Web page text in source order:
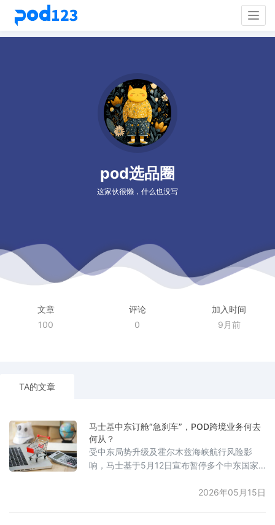
pod选品圈
这家伙很懒，什么也没写
文章
100
评论
0
加入时间
9月前
TA的文章
马士基中东订舱“急刹车”，POD跨境业务何去
何从？
受中东局势升级及霍尔木兹海峡航行风险影
响，马士基于5月12日宣布暂停多个中东国家
收最高3800美元/柜的紧急运费。公司表示当
2026年05月15日